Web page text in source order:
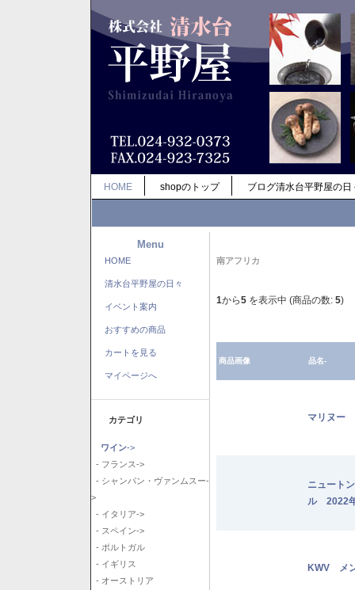
HOME shopのトップ ブログ清水台平野屋の日
Menu
HOME
清水台平野屋の日々
イベント案内
おすすめの商品
カートを見る
マイページへ
カテゴリ
ワイン->
- フランス->
- シャンパン・ヴァンムスー-
>
- イタリア->
- スペイン->
- ポルトガル
- イギリス
- オーストリア
南アフリカ
1から5 を表示中 (商品の数: 5)
商品画像 品名-
マリヌー
ニュート
ル 2022
KWV メ